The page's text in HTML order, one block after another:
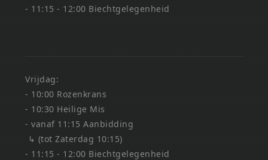
- 11:15 - 12:00 Biechtgelegenheid
Vrijdag:
- 10:00 Rozenkrans
- 10:30 Heilige Mis
- vanaf 11:15 Aanbidding
↳ (tot Zaterdag 10:15)
- 11:15 - 12:00 Biechtgelegenheid